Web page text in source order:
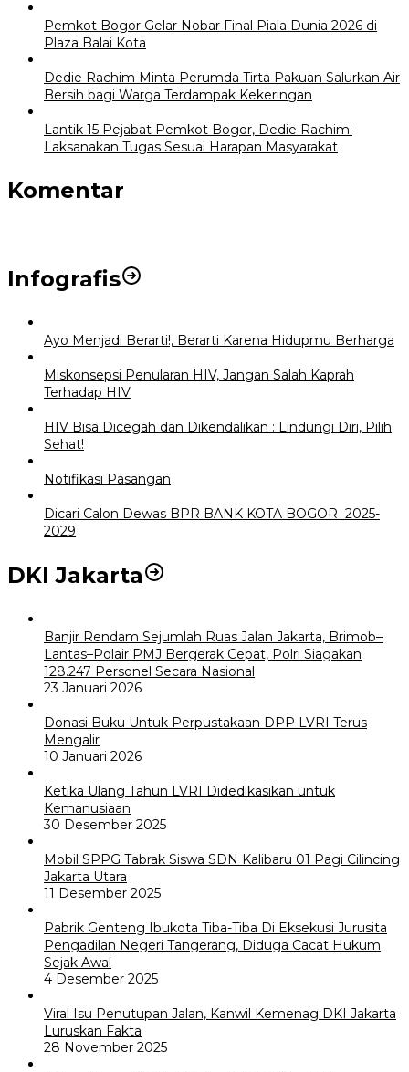
Pemkot Bogor Gelar Nobar Final Piala Dunia 2026 di
Plaza Balai Kota
Dedie Rachim Minta Perumda Tirta Pakuan Salurkan Air
Bersih bagi Warga Terdampak Kekeringan
Lantik 15 Pejabat Pemkot Bogor, Dedie Rachim:
Laksanakan Tugas Sesuai Harapan Masyarakat
Komentar
Infografis
Ayo Menjadi Berarti!, Berarti Karena Hidupmu Berharga
Miskonsepsi Penularan HIV, Jangan Salah Kaprah
Terhadap HIV
HIV Bisa Dicegah dan Dikendalikan : Lindungi Diri, Pilih
Sehat!
Notifikasi Pasangan
Dicari Calon Dewas BPR BANK KOTA BOGOR 2025-
2029
DKI Jakarta
Banjir Rendam Sejumlah Ruas Jalan Jakarta, Brimob–
Lantas–Polair PMJ Bergerak Cepat, Polri Siagakan
128.247 Personel Secara Nasional
23 Januari 2026
Donasi Buku Untuk Perpustakaan DPP LVRI Terus
Mengalir
10 Januari 2026
Ketika Ulang Tahun LVRI Didedikasikan untuk
Kemanusiaan
30 Desember 2025
Mobil SPPG Tabrak Siswa SDN Kalibaru 01 Pagi Cilincing
Jakarta Utara
11 Desember 2025
Pabrik Genteng Ibukota Tiba-Tiba Di Eksekusi Jurusita
Pengadilan Negeri Tangerang, Diduga Cacat Hukum
Sejak Awal
4 Desember 2025
Viral Isu Penutupan Jalan, Kanwil Kemenag DKI Jakarta
Luruskan Fakta
28 November 2025